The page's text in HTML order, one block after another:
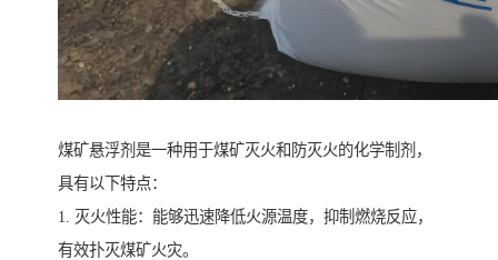
煤矿悬浮剂是一种用于煤矿灭火和防灭火的化学制剂，
具有以下特点：
1. 灭火性能：能够迅速降低火源温度，抑制燃烧反应，
有效扑灭煤矿火灾。